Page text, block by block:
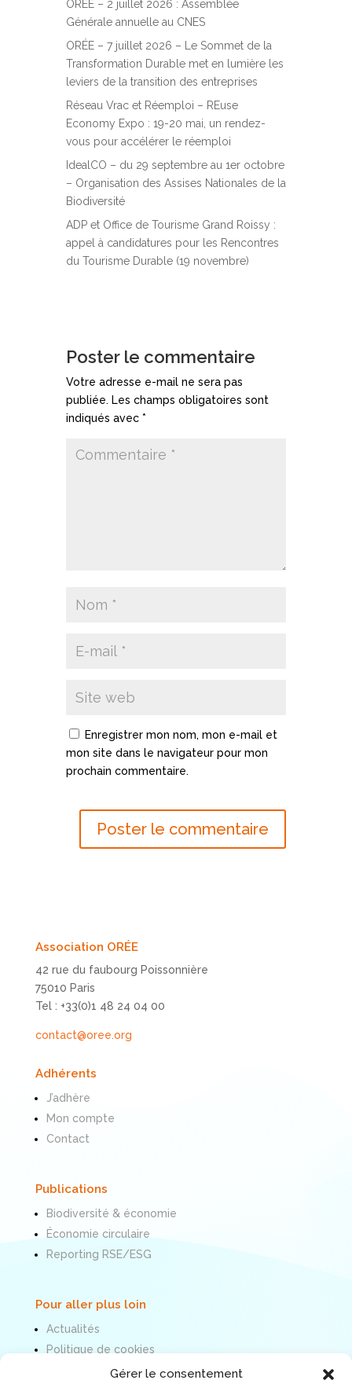
Gérer le consentement
ORÉE – 2 juillet 2026 : Assemblée
Générale annuelle au CNES
ORÉE – 7 juillet 2026 – Le Sommet de la
Transformation Durable met en lumière les
leviers de la transition des entreprises
Réseau Vrac et Réemploi – REuse
Economy Expo : 19-20 mai, un rendez-
vous pour accélérer le réemploi
IdealCO – du 29 septembre au 1er octobre
– Organisation des Assises Nationales de la
Biodiversité
ADP et Office de Tourisme Grand Roissy :
appel à candidatures pour les Rencontres
du Tourisme Durable (19 novembre)
Poster le commentaire
Votre adresse e-mail ne sera pas
publiée. Les champs obligatoires sont
indiqués avec *
Enregistrer mon nom, mon e-mail et
mon site dans le navigateur pour mon
prochain commentaire.
Association ORÉE
42 rue du faubourg Poissonnière
75010 Paris
Tel : +33(0)1 48 24 04 00
contact@oree.org
Adhérents
J’adhère
Mon compte
Contact
Publications
Biodiversité & économie
Économie circulaire
Reporting RSE/ESG
Pour aller plus loin
Actualités
Politique de cookies
Mentions légales